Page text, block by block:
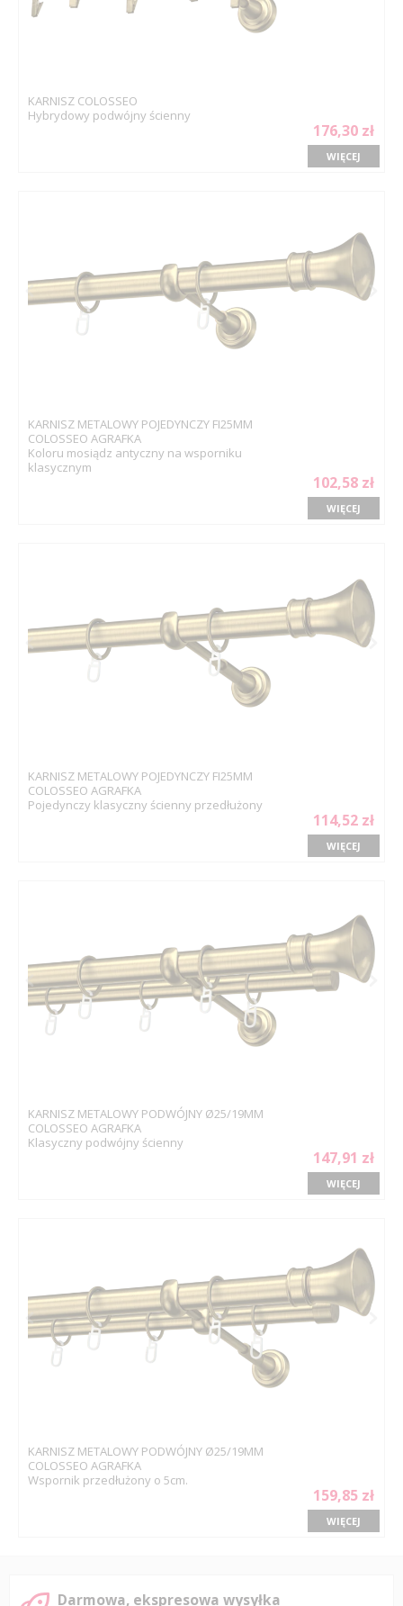
KARNISZ COLOSSEO
Hybrydowy podwójny ścienny
176,30 zł
WIĘCEJ
KARNISZ METALOWY POJEDYNCZY FI25MM
COLOSSEO AGRAFKA
Koloru mosiądz antyczny na wsporniku
klasycznym
102,58 zł
WIĘCEJ
KARNISZ METALOWY POJEDYNCZY FI25MM
COLOSSEO AGRAFKA
Pojedynczy klasyczny ścienny przedłużony
114,52 zł
WIĘCEJ
KARNISZ METALOWY PODWÓJNY Ø25/19MM
COLOSSEO AGRAFKA
Klasyczny podwójny ścienny
147,91 zł
WIĘCEJ
KARNISZ METALOWY PODWÓJNY Ø25/19MM
COLOSSEO AGRAFKA
Wspornik przedłużony o 5cm.
159,85 zł
WIĘCEJ
Darmowa, ekspresowa wysyłka